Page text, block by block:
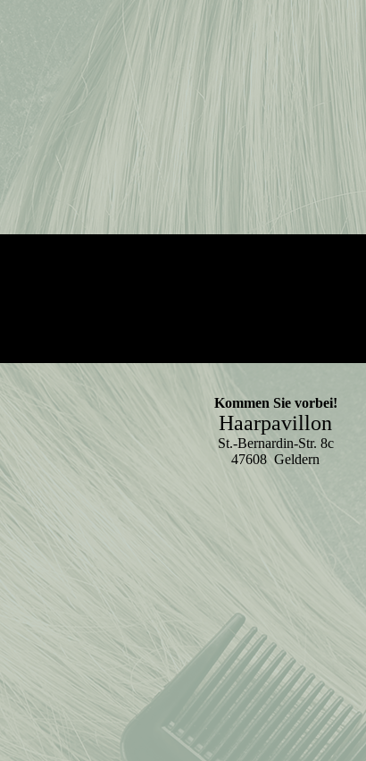
Kommen Sie vorbei!
Haarpavillon
St.-Bernardin-Str. 8c
47608 Geldern